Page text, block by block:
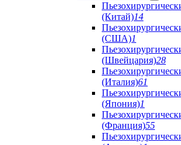
(Китай)14
(США)1
(Швейцария)28
(Италия)61
(Япония)1
(Франция)55